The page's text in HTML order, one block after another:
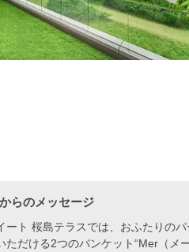
らのメッセージ
ート 桜島テラスでは、おふたりの
ただける2つのバンケット“Mer（メ